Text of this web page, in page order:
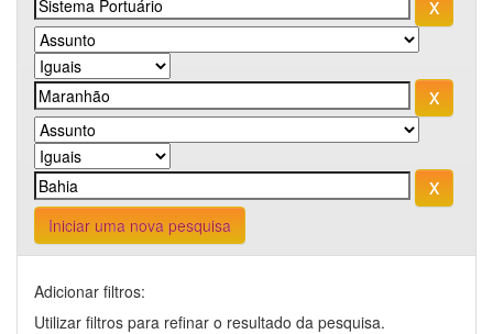
Iniciar uma nova pesquisa
Adicionar filtros:
Utilizar filtros para refinar o resultado da pesquisa.